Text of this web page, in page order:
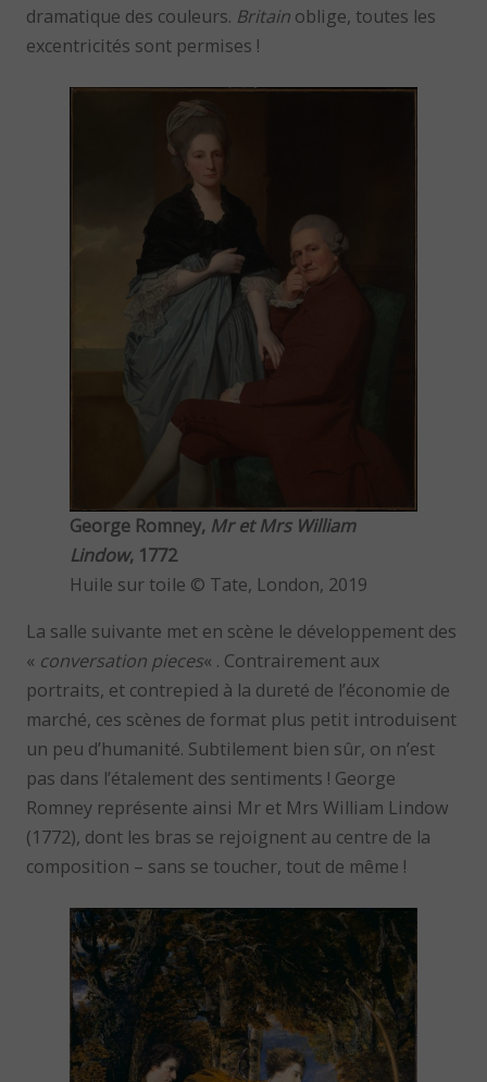
dramatique des couleurs. Britain oblige, toutes les
excentricités sont permises !
George Romney, Mr et Mrs William
Lindow, 1772
Huile sur toile © Tate, London, 2019
La salle suivante met en scène le développement des
« conversation pieces« . Contrairement aux
portraits, et contrepied à la dureté de l’économie de
marché, ces scènes de format plus petit introduisent
un peu d’humanité. Subtilement bien sûr, on n’est
pas dans l’étalement des sentiments ! George
Romney représente ainsi Mr et Mrs William Lindow
(1772), dont les bras se rejoignent au centre de la
composition – sans se toucher, tout de même !